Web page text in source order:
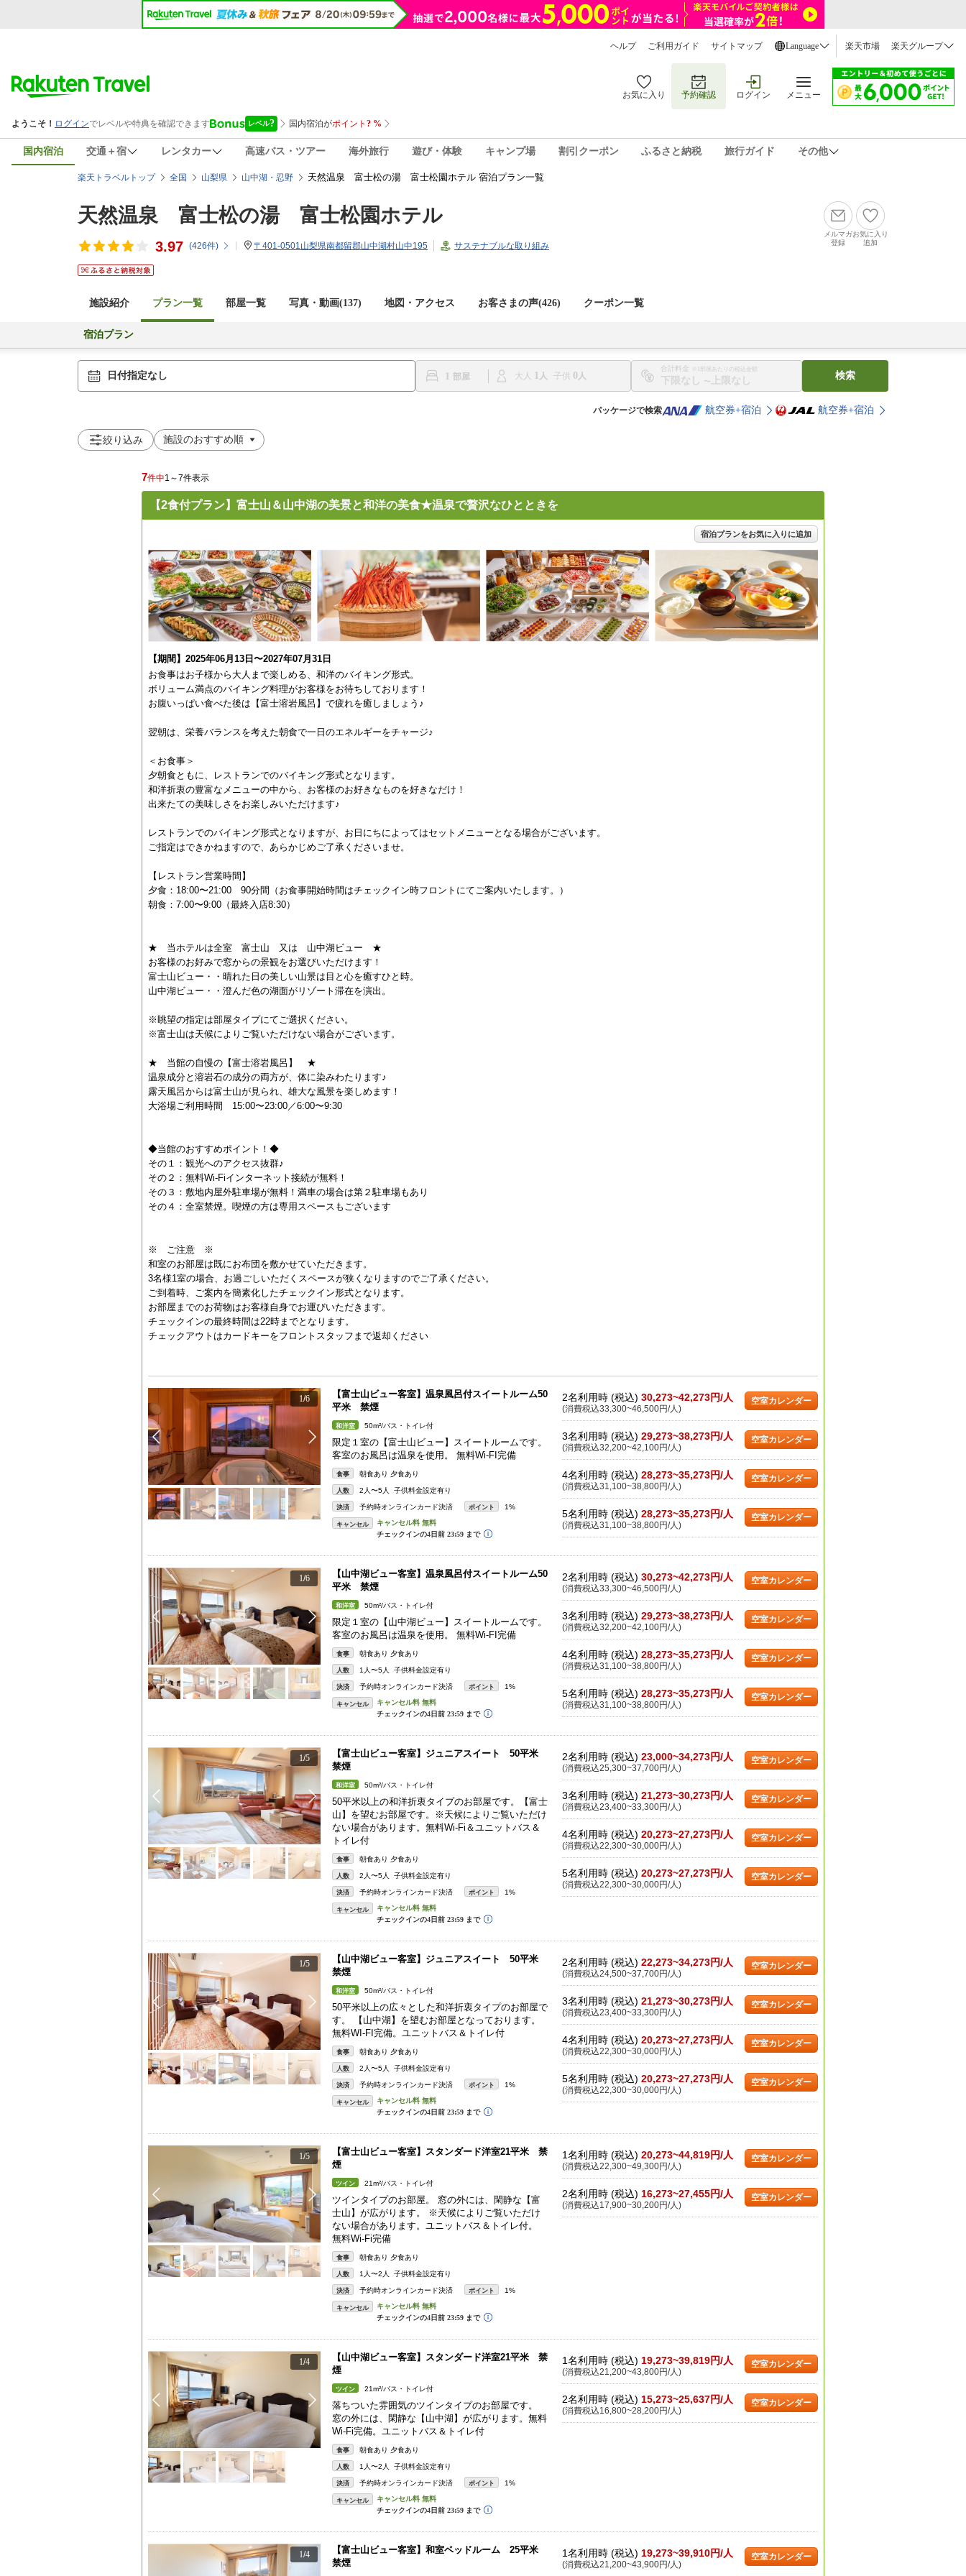
ヘルプ ご利用ガイド サイトマップ Language 楽天市場 楽天グループ
お気に入り 予約確認 ログイン メニュー
国内宿泊 交通＋宿 レンタカー 高速バス・ツアー 海外旅行 遊び・体験 キャンプ場 割引クーポン ふるさと納税 旅行ガイド その他
楽天トラベルトップ 全国 山梨県 山中湖・忍野 天然温泉 富士松の湯 富士松園ホテル 宿泊プラン一覧
天然温泉 富士松の湯 富士松園ホテル
3.97 (426件) 〒401-0501山梨県南都留郡山中湖村山中195 サステナブルな取り組み
メルマガ
登録
お気に入り
追加
施設紹介 プラン一覧 部屋一覧 写真・動画(137) 地図・アクセス お客さまの声(426) クーポン一覧
宿泊プラン
日付指定なし 1 大人 1 子供 0
合計料金 ※1部屋あたりの税込金額
〜
検索
パッケージで検索 航空券+宿泊 航空券+宿泊
絞り込み
7件中1～7件表示
【2食付プラン】富士山＆山中湖の美景と和洋の美食★温泉で贅沢なひとときを
宿泊プランをお気に入りに追加
【期間】2025年06月13日〜2027年07月31日
お食事はお子様から大人まで楽しめる、和洋のバイキング形式。
ボリューム満点のバイキング料理がお客様をお待ちしております！
お腹いっぱい食べた後は【富士溶岩風呂】で疲れを癒しましょう♪
翌朝は、栄養バランスを考えた朝食で一日のエネルギーをチャージ♪
＜お食事＞
夕朝食ともに、レストランでのバイキング形式となります。
和洋折衷の豊富なメニューの中から、お客様のお好きなものを好きなだけ！
出来たての美味しさをお楽しみいただけます♪
レストランでのバイキング形式となりますが、お日にちによってはセットメニューとなる場合がございます。
ご指定はできかねますので、あらかじめご了承くださいませ。
【レストラン営業時間】
夕食：18:00〜21:00 90分間（お食事開始時間はチェックイン時フロントにてご案内いたします。）
朝食：7:00〜9:00（最終入店8:30）
★ 当ホテルは全室 富士山 又は 山中湖ビュー ★
お客様のお好みで窓からの景観をお選びいただけます！
富士山ビュー・・晴れた日の美しい山景は目と心を癒すひと時。
山中湖ビュー・・澄んだ色の湖面がリゾート滞在を演出。
※眺望の指定は部屋タイプにてご選択ください。
※富士山は天候によりご覧いただけない場合がございます。
★ 当館の自慢の【富士溶岩風呂】 ★
温泉成分と溶岩石の成分の両方が、体に染みわたります♪
露天風呂からは富士山が見られ、雄大な風景を楽しめます！
大浴場ご利用時間 15:00〜23:00／6:00〜9:30
◆当館のおすすめポイント！◆
その１：観光へのアクセス抜群♪
その２：無料Wi-Fiインターネット接続が無料！
その３：敷地内屋外駐車場が無料！満車の場合は第２駐車場もあり
その４：全室禁煙。喫煙の方は専用スペースもございます
※ ご注意 ※
和室のお部屋は既にお布団を敷かせていただきます。
3名様1室の場合、お過ごしいただくスペースが狭くなりますのでご了承ください。
ご到着時、ご案内を簡素化したチェックイン形式となります。
お部屋までのお荷物はお客様自身でお運びいただきます。
チェックインの最終時間は22時までとなります。
チェックアウトはカードキーをフロントスタッフまで返却ください
1/6
【富士山ビュー客室】温泉風呂付スイートルーム50
平米 禁煙
和洋室 50m²/バス・トイレ付
限定１室の【富士山ビュー】スイートルームです。
客室のお風呂は温泉を使用。 無料Wi-FI完備
食事 朝食あり 夕食あり
人数 2人〜5人 子供料金設定有り
決済 予約時オンラインカード決済 ポイント 1%
キャンセル
2名利用時 (税込) 30,273~42,273円/人
(消費税込33,300~46,500円/人)
空室カレンダー
3名利用時 (税込) 29,273~38,273円/人
(消費税込32,200~42,100円/人)
空室カレンダー
4名利用時 (税込) 28,273~35,273円/人
(消費税込31,100~38,800円/人)
空室カレンダー
5名利用時 (税込) 28,273~35,273円/人
(消費税込31,100~38,800円/人)
空室カレンダー
1/6
【山中湖ビュー客室】温泉風呂付スイートルーム50
平米 禁煙
和洋室 50m²/バス・トイレ付
限定１室の【山中湖ビュー】スイートルームです。
客室のお風呂は温泉を使用。 無料Wi-FI完備
食事 朝食あり 夕食あり
人数 1人〜5人 子供料金設定有り
決済 予約時オンラインカード決済 ポイント 1%
キャンセル
2名利用時 (税込) 30,273~42,273円/人
(消費税込33,300~46,500円/人)
空室カレンダー
3名利用時 (税込) 29,273~38,273円/人
(消費税込32,200~42,100円/人)
空室カレンダー
4名利用時 (税込) 28,273~35,273円/人
(消費税込31,100~38,800円/人)
空室カレンダー
5名利用時 (税込) 28,273~35,273円/人
(消費税込31,100~38,800円/人)
空室カレンダー
1/5
【富士山ビュー客室】ジュニアスイート 50平米
禁煙
和洋室 50m²/バス・トイレ付
50平米以上の和洋折衷タイプのお部屋です。【富士
山】を望むお部屋です。※天候によりご覧いただけ
ない場合があります。無料Wi-Fi＆ユニットバス＆
トイレ付
食事 朝食あり 夕食あり
人数 2人〜5人 子供料金設定有り
決済 予約時オンラインカード決済 ポイント 1%
キャンセル
2名利用時 (税込) 23,000~34,273円/人
(消費税込25,300~37,700円/人)
空室カレンダー
3名利用時 (税込) 21,273~30,273円/人
(消費税込23,400~33,300円/人)
空室カレンダー
4名利用時 (税込) 20,273~27,273円/人
(消費税込22,300~30,000円/人)
空室カレンダー
5名利用時 (税込) 20,273~27,273円/人
(消費税込22,300~30,000円/人)
空室カレンダー
1/5
【山中湖ビュー客室】ジュニアスイート 50平米
禁煙
和洋室 50m²/バス・トイレ付
50平米以上の広々とした和洋折衷タイプのお部屋で
す。 【山中湖】を望むお部屋となっております。
無料WI-FI完備。ユニットバス＆トイレ付
食事 朝食あり 夕食あり
人数 2人〜5人 子供料金設定有り
決済 予約時オンラインカード決済 ポイント 1%
キャンセル
2名利用時 (税込) 22,273~34,273円/人
(消費税込24,500~37,700円/人)
空室カレンダー
3名利用時 (税込) 21,273~30,273円/人
(消費税込23,400~33,300円/人)
空室カレンダー
4名利用時 (税込) 20,273~27,273円/人
(消費税込22,300~30,000円/人)
空室カレンダー
5名利用時 (税込) 20,273~27,273円/人
(消費税込22,300~30,000円/人)
空室カレンダー
1/5
【富士山ビュー客室】スタンダード洋室21平米 禁
煙
ツイン 21m²/バス・トイレ付
ツインタイプのお部屋。 窓の外には、閑静な【富
士山】が広がります。 ※天候によりご覧いただけ
ない場合があります。ユニットバス＆トイレ付。
無料Wi-Fi完備
食事 朝食あり 夕食あり
人数 1人〜2人 子供料金設定有り
決済 予約時オンラインカード決済 ポイント 1%
キャンセル
1名利用時 (税込) 20,273~44,819円/人
(消費税込22,300~49,300円/人)
空室カレンダー
2名利用時 (税込) 16,273~27,455円/人
(消費税込17,900~30,200円/人)
空室カレンダー
1/4
【山中湖ビュー客室】スタンダード洋室21平米 禁
煙
ツイン 21m²/バス・トイレ付
落ちついた雰囲気のツインタイプのお部屋です。
窓の外には、閑静な【山中湖】が広がります。無料
Wi-Fi完備。ユニットバス＆トイレ付
食事 朝食あり 夕食あり
人数 1人〜2人 子供料金設定有り
決済 予約時オンラインカード決済 ポイント 1%
キャンセル
1名利用時 (税込) 19,273~39,819円/人
(消費税込21,200~43,800円/人)
空室カレンダー
2名利用時 (税込) 15,273~25,637円/人
(消費税込16,800~28,200円/人)
空室カレンダー
1/4
【富士山ビュー客室】和室ベッドルーム 25平米
禁煙
1名利用時 (税込) 19,273~39,910円/人
(消費税込21,200~43,900円/人)
空室カレンダー